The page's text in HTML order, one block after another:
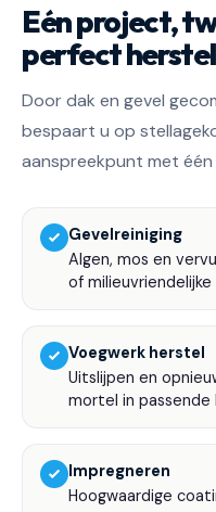
Eén project,
perfect
Door dak en gevel
bespaart u op
aanspreekpunt met één
Gevelreiniging
Algen, mos en
of milieuvriendelijke
Voegwerk herstel
Uitslijpen en
mortel in passende
Impregneren
Hoogwaardige